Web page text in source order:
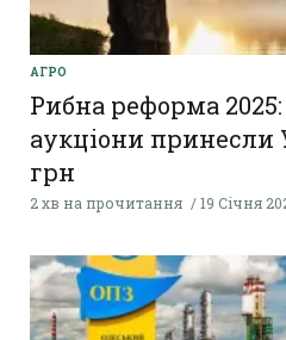
АГРО
Рибна реформа 2025:
аукціони принесли
грн
2 хв на прочитання 19 Січня